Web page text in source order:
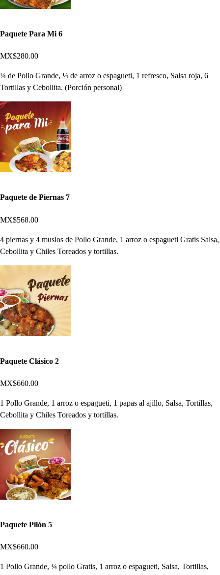
Paquete Para Mi 6
MX$280.00
¼ de Pollo Grande, ¼ de arroz o espagueti, 1 refresco, Salsa roja, 6
Tortillas y Cebollita. (Porción personal)
Paquete de Piernas 7
MX$568.00
4 piernas y 4 muslos de Pollo Grande, 1 arroz o espagueti Gratis Salsa,
Cebollita y Chiles Toreados y tortillas.
Paquete Clásico 2
MX$660.00
1 Pollo Grande, 1 arroz o espagueti, 1 papas al ajillo, Salsa, Tortillas,
Cebollita y Chiles Toreados y tortillas.
Paquete Pilón 5
MX$660.00
1 Pollo Grande, ¼ pollo Gratis, 1 arroz o espagueti, Salsa, Tortillas,